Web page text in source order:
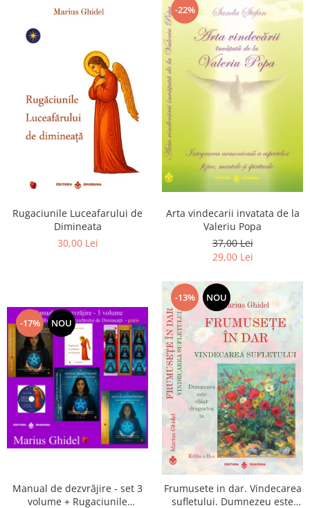
Rugaciunile Luceafarului de
Dimineata
30,00 Lei
-22%
Arta vindecarii invatata de la
Valeriu Popa
37,00 Lei
29,00 Lei
-17% NOU
Manual de dezvrăjire - set 3
volume + Rugaciunile
-13% NOU
Frumusete in dar. Vindecarea
sufletului. Dumnezeu este